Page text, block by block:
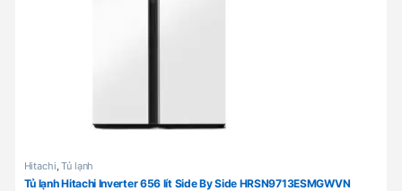
Hitachi ,Tủ lạnh
Tủ lạnh Hitachi Inverter 656 lít Side By Side HRSN9713ESMGWVN